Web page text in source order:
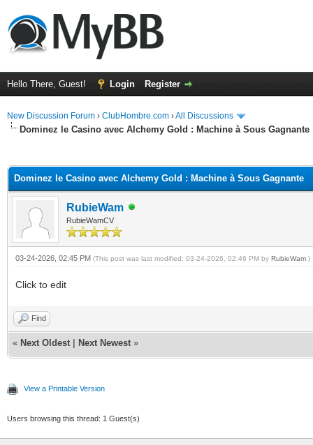
Hello There, Guest! Login Register
New Discussion Forum › ClubHombre.com ›All Discussions
Dominez le Casino avec Alchemy Gold : Machine à Sous Gagnante
Dominez le Casino avec Alchemy Gold : Machine à Sous Gagnante
RubieWam
RubieWamCV
03-24-2026, 02:45 PM (This post was last modified: 03-24-2026, 02:46 PM by RubieWam .)
Click to edit
Find
« Next Oldest Next Newest »
View a Printable Version
Users browsing this thread: 1 Guest(s)